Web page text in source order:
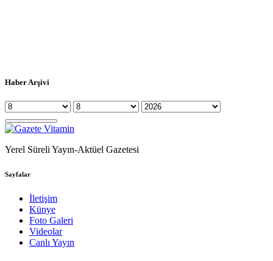
Haber Arşivi
Yerel Süreli Yayın-Aktüel Gazetesi
Sayfalar
İletişim
Künye
Foto Galeri
Videolar
Canlı Yayın